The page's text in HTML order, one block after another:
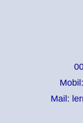
Mail: